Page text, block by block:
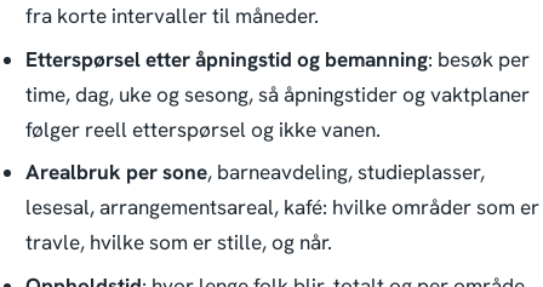
fra korte intervaller til måneder.
Etterspørsel etter åpningstid og bemanning: besøk per
time, dag, uke og sesong, så åpningstider og vaktplaner
følger reell etterspørsel og ikke vanen.
Arealbruk per sone, barneavdeling, studieplasser,
lesesal, arrangementsareal, kafé: hvilke områder som er
travle, hvilke som er stille, og når.